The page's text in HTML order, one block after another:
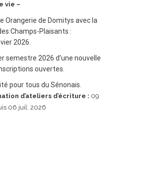
vie –
Orangerie de Domitys avec la
Champs-Plaisants :
2026.
semestre 2026 d’une nouvelle
ouvertes.
pour tous du Sénonais.
d’ateliers d’écriture : 09
06 juil. 2026